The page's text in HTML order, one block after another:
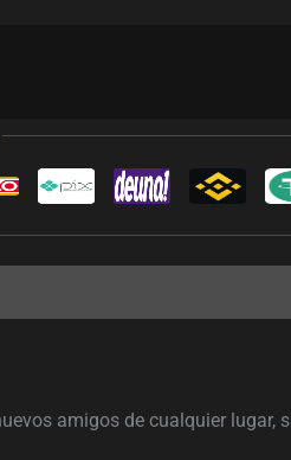
amigos de cualquier lugar,